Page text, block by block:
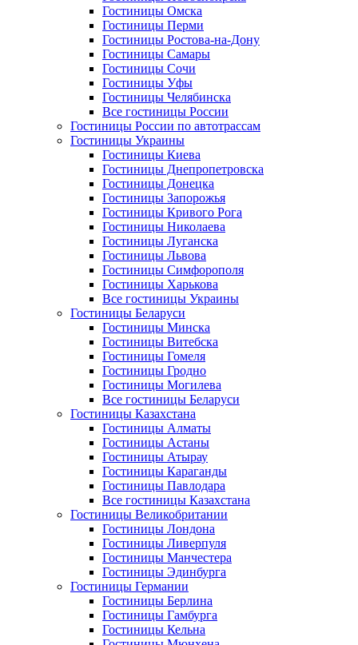
Гостиницы Омска
Гостиницы Перми
Гостиницы Ростова-на-Дону
Гостиницы Самары
Гостиницы Сочи
Гостиницы Уфы
Гостиницы Челябинска
Все гостиницы России
Гостиницы России по автотрассам
Гостиницы Украины
Гостиницы Киева
Гостиницы Днепропетровска
Гостиницы Донецка
Гостиницы Запорожья
Гостиницы Кривого Рога
Гостиницы Николаева
Гостиницы Луганска
Гостиницы Львова
Гостиницы Симфорополя
Гостиницы Харькова
Все гостиницы Украины
Гостиницы Беларуси
Гостиницы Минска
Гостиницы Витебска
Гостиницы Гомеля
Гостиницы Гродно
Гостиницы Могилева
Все гостиницы Беларуси
Гостиницы Казахстана
Гостиницы Алматы
Гостиницы Астаны
Гостиницы Атырау
Гостиницы Караганды
Гостиницы Павлодара
Все гостиницы Казахстана
Гостиницы Великобритании
Гостиницы Лондона
Гостиницы Ливерпуля
Гостиницы Манчестера
Гостиницы Эдинбурга
Гостиницы Германии
Гостиницы Берлина
Гостиницы Гамбурга
Гостиницы Кельна